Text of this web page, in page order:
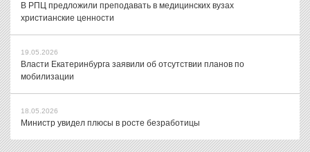
В РПЦ предложили преподавать в медицинских вузах
христианские ценности
19.05.2026
Власти Екатеринбурга заявили об отсутствии планов по
мобилизации
18.05.2026
Министр увидел плюсы в росте безработицы